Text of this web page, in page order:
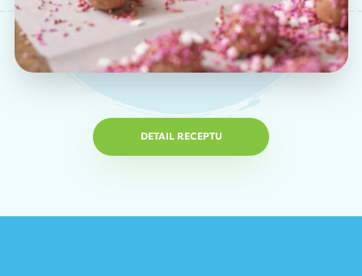
DETAIL RECEPTU